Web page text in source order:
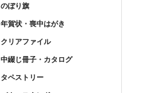
のぼり旗
年賀状・喪中はがき
クリアファイル
中綴じ冊子・カタログ
タペストリー